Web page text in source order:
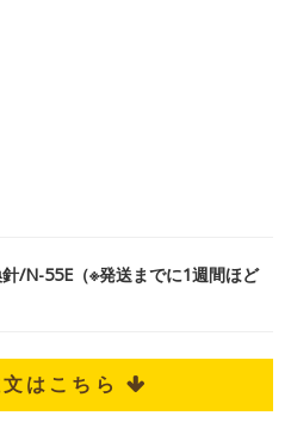
/N-55E（※発送までに1週間ほど
はこちら 